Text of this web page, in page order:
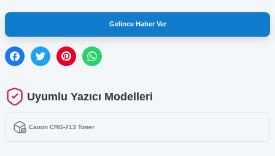
Gelince Haber Ver
Uyumlu Yazıcı Modelleri
Canon CRG-713 Toner